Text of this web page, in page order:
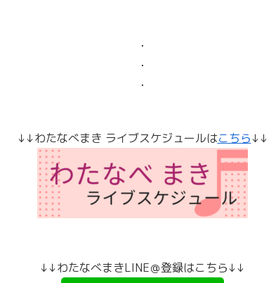
・
・
・
↓↓わたなべまき ライブスケジュールはこちら↓↓
↓↓わたなべまきLINE＠登録はこちら↓↓